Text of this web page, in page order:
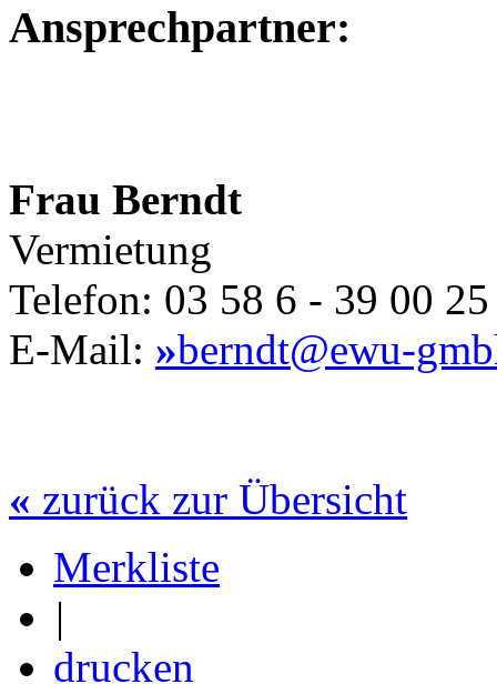
Ansprechpartner:
Frau Berndt
Vermietung
Telefon: 03 58 6 - 39 00 25
E-Mail: »berndt@ewu-
« zurück zur Übersicht
Merkliste
|
drucken